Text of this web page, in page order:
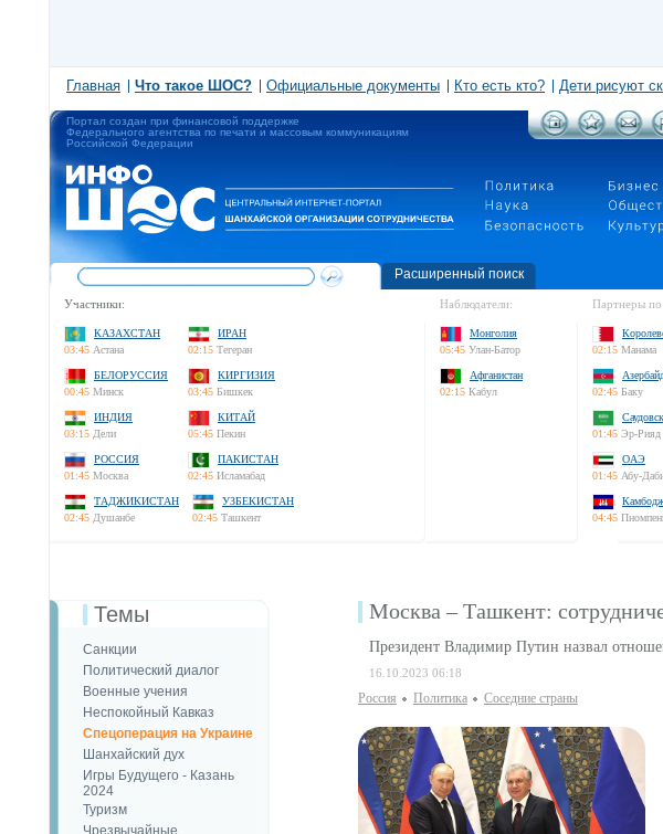
Главная Что такое ШОС? Официальные документы Кто есть кто? Дети рисуют
Портал создан при финансовой поддержке
Федерального агентства по печати и массовым коммуникациям
Российской Федерации
Расширенный поиск
Участники:
КАЗАХСТАН
03:45 Астана
ИРАН
02:15 Тегеран
БЕЛОРУССИЯ
00:45 Минск
КИРГИЗИЯ
03:45 Бишкек
ИНДИЯ
03:15 Дели
КИТАЙ
05:45 Пекин
РОССИЯ
01:45 Москва
ПАКИСТАН
02:45 Исламабад
ТАДЖИКИСТАН
02:45 Душанбе
УЗБЕКИСТАН
02:45 Ташкент
Наблюдатели:
Монголия
05:45 Улан-Батор
Афганистан
02:15 Кабул
Партнеры по
02:15 Манама
02:45 Баку
01:45 Эр-Рияд
ОАЭ
01:45 Абу-
04:45
Темы
Санкции
Политический диалог
Военные учения
Неспокойный Кавказ
Спецоперация на Украине
Шанхайский дух
Игры Будущего - Казань
2024
Туризм
Чрезвычайные
Москва – Ташкент:
Президент Владимир Путин назвал
16.10.2023 06:18
Россия Политика Соседние страны